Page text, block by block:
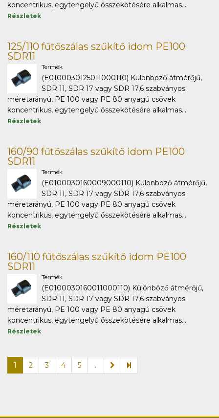
koncentrikus, egytengelyű összekötésére alkalmas...
Részletek
125/110 fűtőszálas szűkítő idom PE100
SDR11
Termék
(E0100030125011000110) Különböző átmérőjű,
SDR 11, SDR 17 vagy SDR 17,6 szabványos
méretarányú, PE 100 vagy PE 80 anyagú csövek
koncentrikus, egytengelyű összekötésére alkalmas...
Részletek
160/90 fűtőszálas szűkítő idom PE100
SDR11
Termék
(E0100030160009000110) Különböző átmérőjű,
SDR 11, SDR 17 vagy SDR 17,6 szabványos
méretarányú, PE 100 vagy PE 80 anyagú csövek
koncentrikus, egytengelyű összekötésére alkalmas...
Részletek
160/110 fűtőszálas szűkítő idom PE100
SDR11
Termék
(E0100030160011000110) Különböző átmérőjű,
SDR 11, SDR 17 vagy SDR 17,6 szabványos
méretarányú, PE 100 vagy PE 80 anyagú csövek
koncentrikus, egytengelyű összekötésére alkalmas...
Részletek
1 2 3 4 5 ...